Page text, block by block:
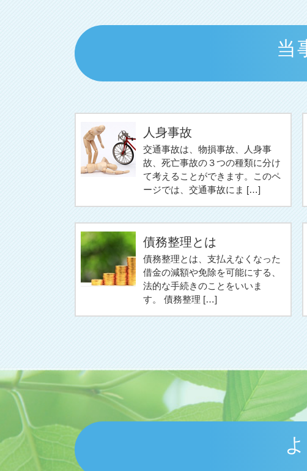
当
人身事故
交通事故は、物損事故、人身事
故、死亡事故の３つの種類に分け
て考えることができます。このペ
ージでは、交通事故にま […]
債務整理とは
債務整理とは、支払えなくなった
借金の減額や免除を可能にする、
法的な手続きのことをいいま
す。 債務整理 […]